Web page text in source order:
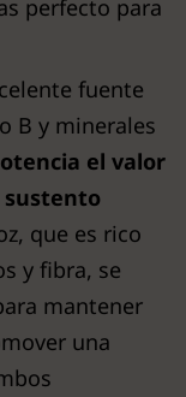
perfecto para
fuente
B y minerales
el valor
que es rico
y fibra, se
mantener
una